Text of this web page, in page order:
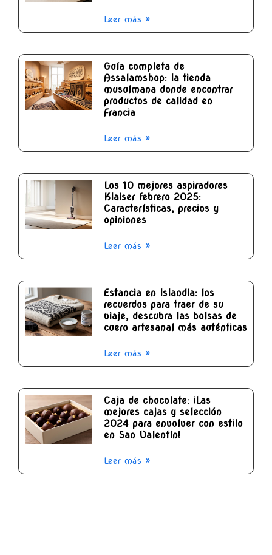
Leer más »
Guía completa de
Assalamshop: la tienda
musulmana donde encontrar
productos de calidad en
Francia
Leer más »
Los 10 mejores aspiradores
Klaiser febrero 2025:
Características, precios y
opiniones
Leer más »
Estancia en Islandia: los
recuerdos para traer de su
viaje, descubra las bolsas de
cuero artesanal más auténticas
Leer más »
Caja de chocolate: ¡Las
mejores cajas y selección
2024 para envolver con estilo
en San Valentín!
Leer más »